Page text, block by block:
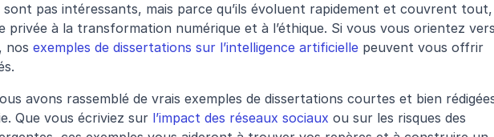
sont pas intéressants, mais parce qu’ils évoluent rapidement et couvrent tout,
privée à la transformation numérique et à l’éthique. Si vous vous orientez vers
nos exemples de dissertations sur l’intelligence artificielle peuvent vous offrir
avons rassemblé de vrais exemples de dissertations courtes et bien
Que vous écriviez sur l’impact des réseaux sociaux ou sur les risques des